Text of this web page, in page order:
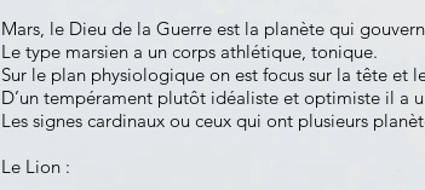
Mars, le Dieu de la Guerre est la planète qui
Le type marsien a un corps athlétique, tonique.
Sur le plan physiologique on est focus sur la tête et
D’un tempérament plutôt idéaliste et optimiste il a
Les signes cardinaux ou ceux qui ont plusieurs
Le Lion :